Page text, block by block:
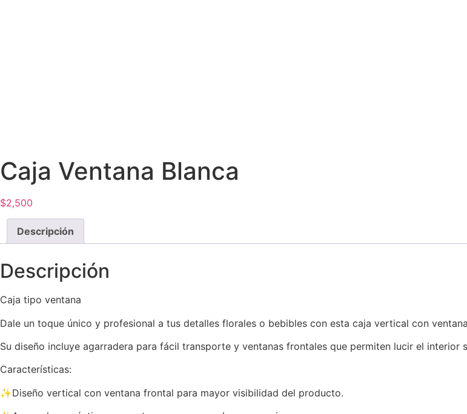
Caja Ventana Blanca
$2,500
Descripción
Descripción
Caja tipo ventana
Dale un toque único y profesional a tus detalles florales o bebibles con esta caja vertical con
Su diseño incluye agarradera para fácil transporte y ventanas frontales que permiten lucir el interior
Características:
✨Diseño vertical con ventana frontal para mayor visibilidad del producto.